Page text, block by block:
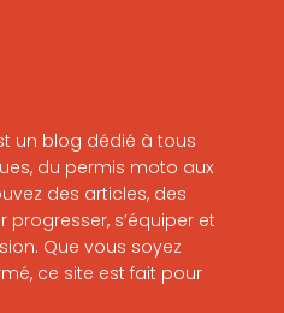
un blog dédié à tous
du permis moto aux
des articles, des
s’équiper et
Que vous soyez
ce site est fait pour